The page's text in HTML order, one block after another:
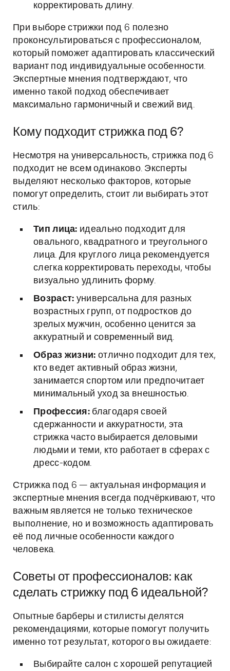
корректировать длину.
При выборе стрижки под 6 полезно
проконсультироваться с профессионалом,
который поможет адаптировать классический
вариант под индивидуальные особенности.
Экспертные мнения подтверждают, что
именно такой подход обеспечивает
максимально гармоничный и свежий вид.
Кому подходит стрижка под 6?
Несмотря на универсальность, стрижка под 6
подходит не всем одинаково. Эксперты
выделяют несколько факторов, которые
помогут определить, стоит ли выбирать этот
стиль:
Тип лица: идеально подходит для
овального, квадратного и треугольного
лица. Для круглого лица рекомендуется
слегка корректировать переходы, чтобы
визуально удлинить форму.
Возраст: универсальна для разных
возрастных групп, от подростков до
зрелых мужчин, особенно ценится за
аккуратный и современный вид.
Образ жизни: отлично подходит для тех,
кто ведет активный образ жизни,
занимается спортом или предпочитает
минимальный уход за внешностью.
Профессия: благодаря своей
сдержанности и аккуратности, эта
стрижка часто выбирается деловыми
людьми и теми, кто работает в сферах с
дресс-кодом.
Стрижка под 6 — актуальная информация и
экспертные мнения всегда подчёркивают, что
важным является не только техническое
выполнение, но и возможность адаптировать
её под личные особенности каждого
человека.
Советы от профессионалов: как
сделать стрижку под 6 идеальной?
Опытные барберы и стилисты делятся
рекомендациями, которые помогут получить
именно тот результат, которого вы ожидаете:
Выбирайте салон с хорошей репутацией